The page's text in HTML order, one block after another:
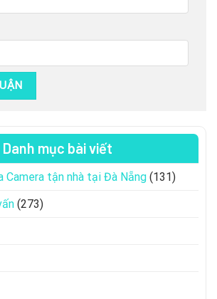
Danh mục bài viết
Camera tận nhà tại Đà Nẵng (131)
(273)